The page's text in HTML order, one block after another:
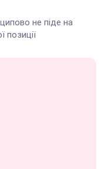
не піде на
позиції